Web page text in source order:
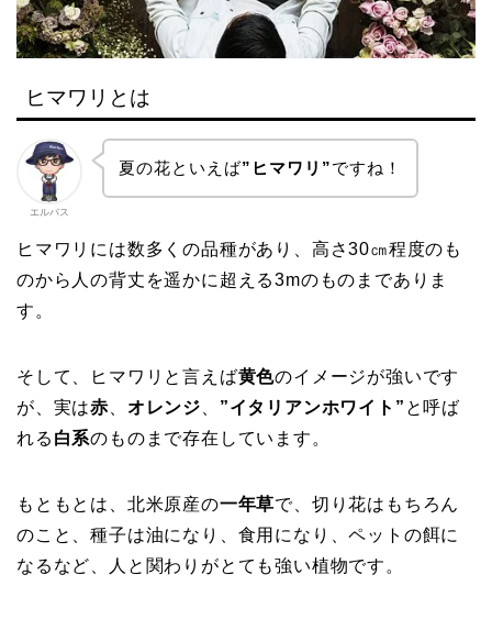
ヒマワリとは
エルバス
夏の花といえば”ヒマワリ”ですね！
ヒマワリには数多くの品種があり、高さ30㎝程度のも
のから人の背丈を遥かに超える3mのものまでありま
す。
そして、ヒマワリと言えば黄色のイメージが強いです
が、実は赤 オレンジ ”イタリアンホワイト” と呼ば
れる 白系のものまで存在しています。
もともとは、北米原産の一年草で、切り花はもちろん
のこと、種子は油になり、食用になり、ペットの餌に
なるなど、人と関わりがとても強い植物です。